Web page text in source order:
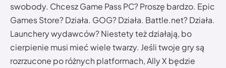
swobody. Chcesz Game Pass PC? Proszę bardzo. Epic
Games Store? Działa. GOG? Działa. Battle.net? Działa.
Launchery wydawców? Niestety też działają, bo
cierpienie musi mieć wiele twarzy. Jeśli twoje gry są
rozrzucone po różnych platformach, Ally X będzie